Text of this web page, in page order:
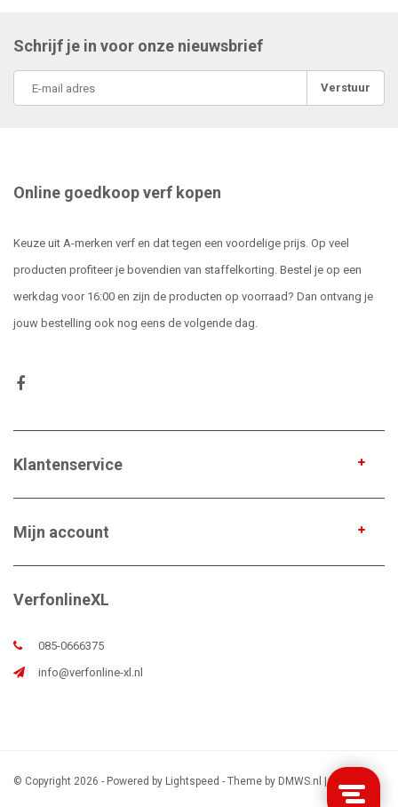
Schrijf je in voor onze nieuwsbrief
Verstuur
Online goedkoop verf kopen
Keuze uit A-merken verf en dat tegen een voordelige prijs. Op veel
producten profiteer je bovendien van staffelkorting. Bestel je op een
werkdag voor 16:00 en zijn de producten op voorraad? Dan ontvang je
jouw bestelling ook nog eens de volgende dag.
Klantenservice
Mijn account
VerfonlineXL
085-0666375
info@verfonline-xl.nl
© Copyright 2026 - Powered by Lightspeed - Theme by DMWS.nl |